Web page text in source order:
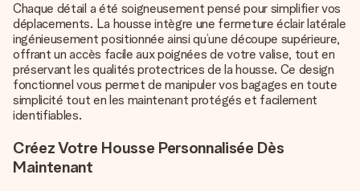
Chaque détail a été soigneusement pensé pour simplifier vos
déplacements. La housse intègre une fermeture éclair latérale
ingénieusement positionnée ainsi qu’une découpe supérieure,
offrant un accès facile aux poignées de votre valise, tout en
préservant les qualités protectrices de la housse. Ce design
fonctionnel vous permet de manipuler vos bagages en toute
simplicité tout en les maintenant protégés et facilement
identifiables.
Créez Votre Housse Personnalisée Dès
Maintenant